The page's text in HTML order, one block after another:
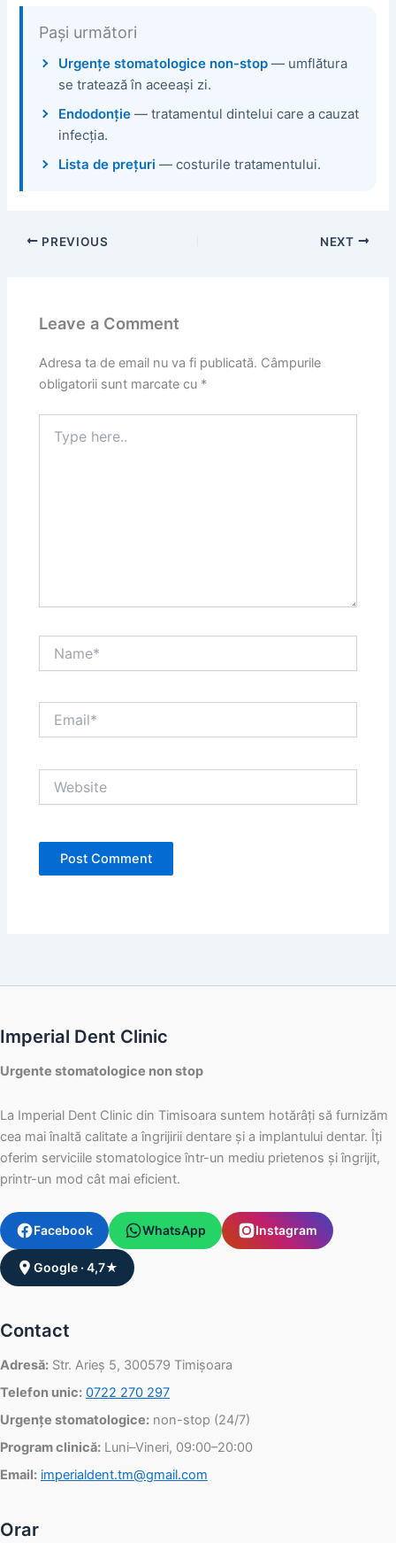
Pași următori
Urgențe stomatologice non-stop — umflătura
se tratează în aceeași zi.
Endodonție — tratamentul dintelui care a cauzat
infecția.
Lista de prețuri — costurile tratamentului.
PREVIOUS NEXT
Leave a Comment
Adresa ta de email nu va fi publicată. Câmpurile
obligatorii sunt marcate cu *
here..
Imperial Dent Clinic
Urgente stomatologice non stop
La Imperial Dent Clinic din Timisoara suntem hotărâți să furnizăm
cea mai înaltă calitate a îngrijirii dentare și a implantului dentar. Îți
oferim serviciile stomatologice într-un mediu prietenos și îngrijit,
printr-un mod cât mai eficient.
Facebook WhatsApp Instagram
Google · 4,7★
Contact
Adresă: Str. Arieș 5, 300579 Timișoara
Telefon unic: 0722 270 297
Urgențe stomatologice: non-stop (24/7)
Program clinică: Luni–Vineri, 09:00–20:00
Email: imperialdent.tm@gmail.com
Orar